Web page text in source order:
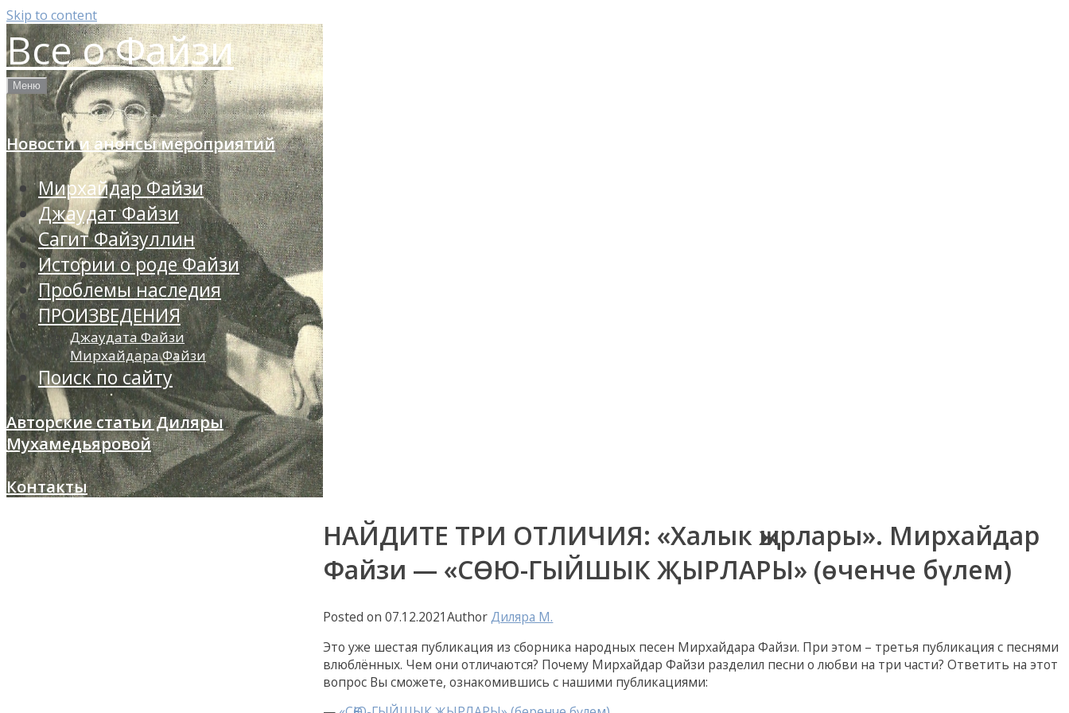
Skip to content
Все о Файзи
Меню
Новости и анонсы мероприятий
Мирхайдар Файзи
Джаудат Файзи
Сагит Файзуллин
Истории о роде Файзи
Проблемы наследия
ПРОИЗВЕДЕНИЯ
Джаудата Файзи
Мирхайдара Файзи
Поиск по сайту
Авторские статьи Диляры
Мухамедьяровой
Контакты
НАЙДИТЕ ТРИ ОТЛИЧИЯ: «Халык җырлары». Мирхайдар
Файзи — «СӨЮ-ГЫЙШЫК ҖЫРЛАРЫ» (өченче бүлем)
Posted on07.12.2021AuthorДиляра M.
Это уже шестая публикация из сборника народных песен Мирхайдара Файзи. При этом – третья публикация с песнями
влюблённых. Чем они отличаются? Почему Мирхайдар Файзи разделил песни о любви на три части? Ответить на этот
вопрос Вы сможете, ознакомившись с нашими публикациями: